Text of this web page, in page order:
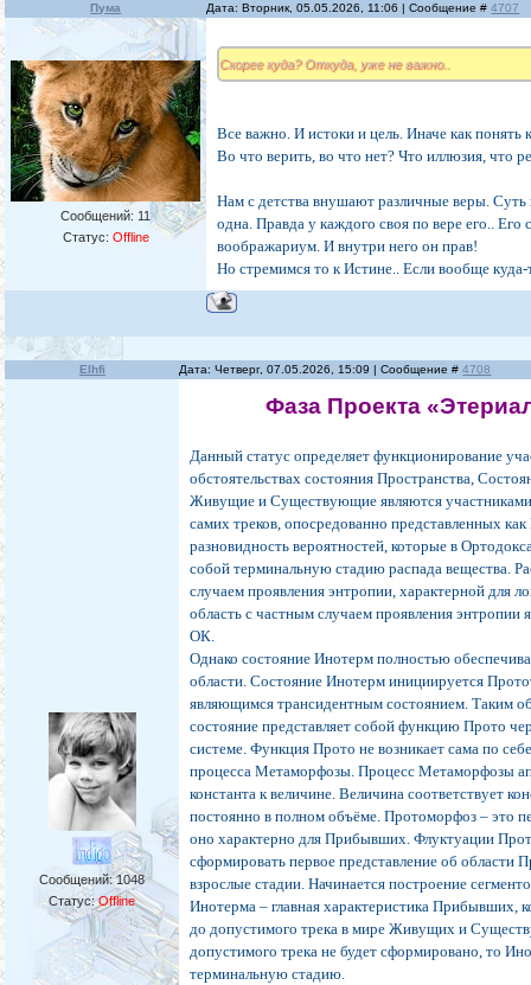
Пума Дата: Вторник, 05.05.2026, 11:06 | Сообщение #4707
Сообщений: 11
Статус: Offline
Скорее куда? Откуда, уже не важно..
Все важно. И истоки и цель. Иначе как понять
Во что верить, во что нет? Что иллюзия, что
Нам с детства внушают различные веры.
одна. Правда у каждого своя по вере его..
воображариум. И внутри него он прав!
Но стремимся то к Истине.. Если вообще
Elhfi Дата: Четверг, 07.05.2026, 15:09 | Сообщение #4708
Сообщений:1048
Статус:Offline
Фаза Проекта
Данный статус определяет функционирование
обстоятельствах состояния Пространства,
Живущие и Существующие являются
самих треков, опосредованно представленных
разновидность вероятностей, которые в
собой терминальную стадию распада вещества.
случаем проявления энтропии, характерной для
область с частным случаем проявления энтропии
ОК.
Однако состояние Инотерм полностью
области. Состояние Инотерм инициируется
являющимся трансидентным состоянием. Таким
состояние представляет собой функцию Прото
системе. Функция Прото не возникает сама по
процесса Метаморфозы. Процесс Метаморфозы
константа к величине. Величина соответствует
постоянно в полном объёме. Протоморфоз – это
оно характерно для Прибывших. Флуктуации
сформировать первое представление об области
взрослые стадии. Начинается построение
Инотерма – главная характеристика Прибывших,
до допустимого трека в мире Живущих и
допустимого трека не будет сформировано, то
терминальную стадию.